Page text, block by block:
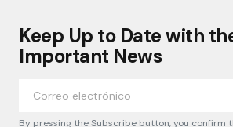
Keep Up to Date with
Important News
By pressing the Subscribe button, you confirm